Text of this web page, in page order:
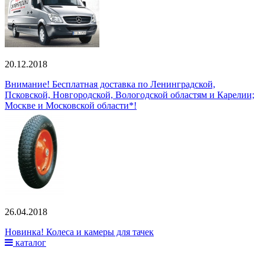
20.12.2018
Внимание! Бесплатная доставка по Ленинградской,
Псковской, Новгородской, Вологодской областям и Карелии;
Москве и Московской области*!
26.04.2018
Новинка! Колеса и камеры для тачек
каталог